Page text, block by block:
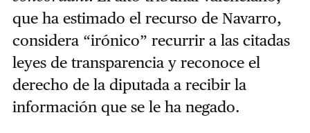
que ha estimado el recurso de Navarro,
considera “irónico” recurrir a las citadas
leyes de transparencia y reconoce el
derecho de la diputada a recibir la
información que se le ha negado.